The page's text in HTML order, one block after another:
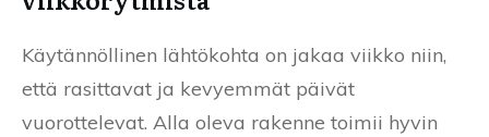
Käytännöllinen lähtökohta on jakaa viikko niin,
että rasittavat ja kevyemmät päivät
vuorottelevat. Alla oleva rakenne toimii hyvin